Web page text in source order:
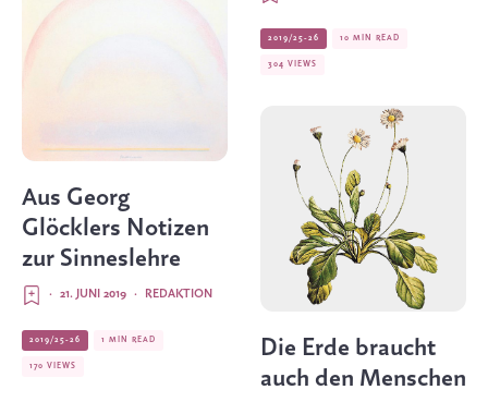
Aus Georg
Glöcklers Notizen
zur Sinneslehre
REDAKTION
·
21. JUNI 2019
·
2019/25-26 1 MIN READ
170 VIEWS
2019/25-26 10 MIN READ
304 VIEWS
Die Erde braucht
auch den Menschen